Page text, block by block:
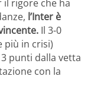
rigore che ha
l’Inter è
Il 3-0
più in crisi)
punti dalla vetta
con la